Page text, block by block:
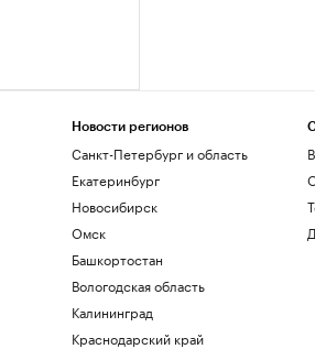
Новости регионов
Санкт-Петербург и область
Екатеринбург
Новосибирск
Омск
Башкортостан
Вологодская область
Калининград
Краснодарский край